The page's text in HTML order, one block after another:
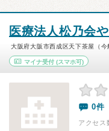
医療法人松乃会
大阪府大阪市西成区天下茶屋（今
マイナ受付 (スマホ可)
0件
アクセ